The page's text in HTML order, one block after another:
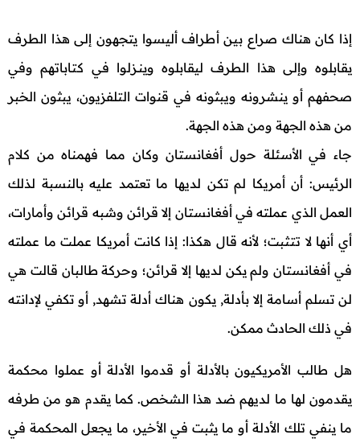
إذا كان هناك صراع بين أطراف أليسوا يتجهون إلى هذا الطرف
يقابلوه وإلى هذا الطرف ليقابلوه وينـزلوا في كتاباتهم وفي
صحفهم أو ينشرونه ويبثونه في قنوات التلفزيون، يبثون الخبر
من هذه الجهة ومن هذه الجهة.
جاء في الأسئلة حول أفغانستان وكان مما فهمناه من كلام
الرئيس: أن أمريكا لم تكن لديها ما تعتمد عليه بالنسبة لذلك
العمل الذي عملته في أفغانستان إلا قرائن وشبه قرائن وأمارات،
أي أنها لا تتثبت؛ لأنه قال هكذا: إذا كانت أمريكا عملت ما عملته
في أفغانستان ولم يكن لديها إلا قرائن؛ وحركة طالبان قالت هي
لن تسلم أسامة إلا بأدلة, يكون هناك أدلة تشهد, أو تكفي لإدانته
في ذلك الحادث ممكن.
هل طالب الأمريكيون بالأدلة أو قدموا الأدلة أو عملوا محكمة
يقدمون لها ما لديهم ضد هذا الشخص. كما يقدم هو من طرفه
ما ينفي تلك الأدلة أو ما يثبت في الأخير، ما يجعل المحكمة في